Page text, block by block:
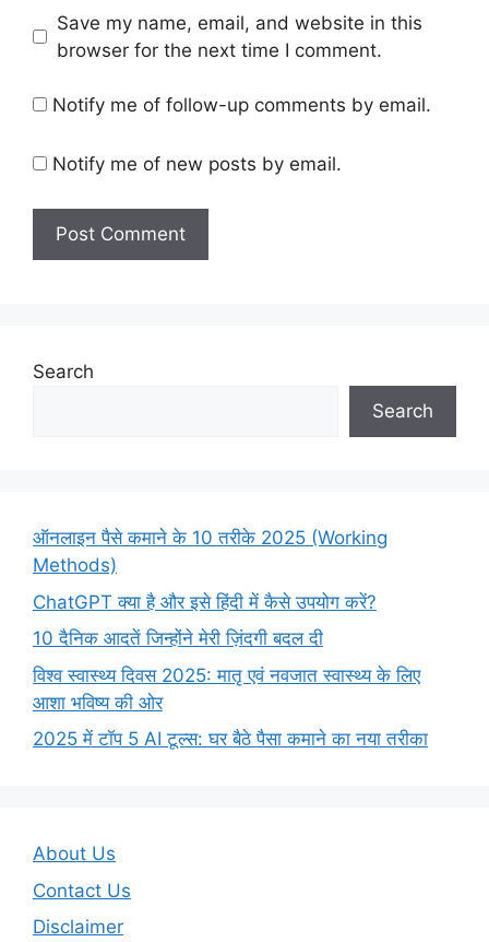
Save my name, email, and website in this
browser for the next time I comment.
Notify me of follow-up comments by email.
Notify me of new posts by email.
Search
Search
ऑनलाइन पैसे कमाने के 10 तरीके 2025 (Working
Methods)
ChatGPT क्या है और इसे हिंदी में कैसे उपयोग करें?
10 दैनिक आदतें जिन्होंने मेरी ज़िंदगी बदल दी
विश्व स्वास्थ्य दिवस 2025: मातृ एवं नवजात स्वास्थ्य के लिए
आशा भविष्य की ओर
2025 में टॉप 5 AI टूल्स: घर बैठे पैसा कमाने का नया तरीका
About Us
Contact Us
Disclaimer